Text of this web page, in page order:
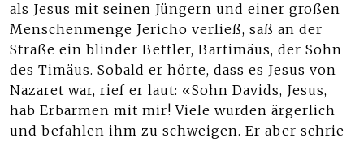
als Jesus mit seinen Jüngern und einer großen
Menschenmenge Jericho verließ, saß an der
Straße ein blinder Bettler, Bartimäus, der Sohn
des Timäus. Sobald er hörte, dass es Jesus von
Nazaret war, rief er laut: «Sohn Davids, Jesus,
hab Erbarmen mit mir! Viele wurden ärgerlich
und befahlen ihm zu schweigen. Er aber schrie